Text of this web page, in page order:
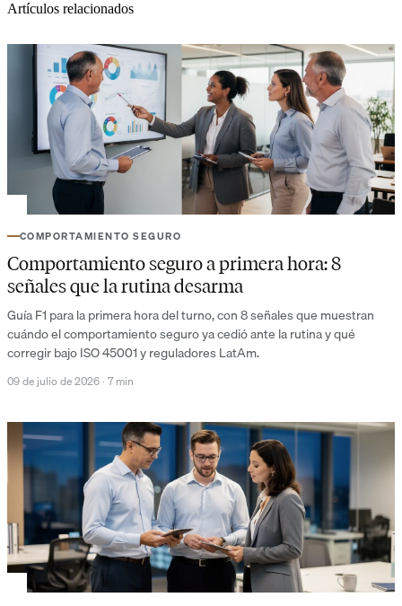
Artículos relacionados
COMPORTAMIENTO SEGURO
Comportamiento seguro a primera hora: 8
señales que la rutina desarma
Guía F1 para la primera hora del turno, con 8 señales que muestran
cuándo el comportamiento seguro ya cedió ante la rutina y qué
corregir bajo ISO 45001 y reguladores LatAm.
09 de julio de 2026· 7 min